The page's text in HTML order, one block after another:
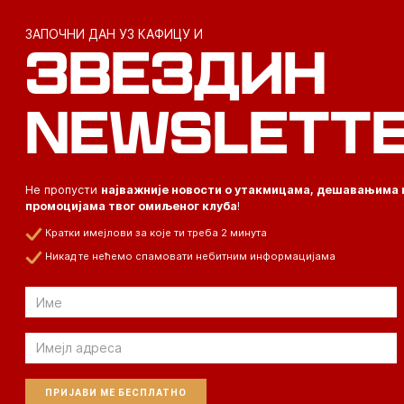
ЗАПОЧНИ ДАН УЗ КАФИЦУ И
ЗВЕЗДИН
Не пропусти најважније новости о утакмицама, дешавањима
промоцијама твог омиљеног клуба!
Кратки имејлови за које ти треба 2 минута
Никад те нећемо спамовати небитним информацијама
Email
Email